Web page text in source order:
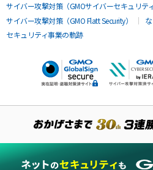
サイバー攻撃対策（GMOサイバーセキュリテ
サイバー攻撃対策（GMO Flatt Security）
セキュリティ事業の軌跡